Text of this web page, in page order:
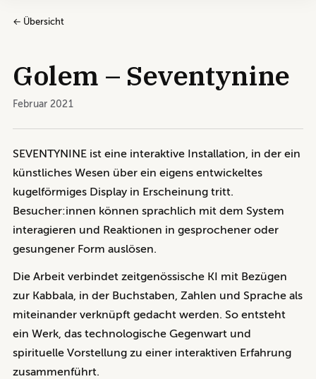
← Übersicht
Golem – Seventynine
Februar 2021
SEVENTYNINE ist eine interaktive Installation, in der ein
künstliches Wesen über ein eigens entwickeltes
kugelförmiges Display in Erscheinung tritt.
Besucher:innen können sprachlich mit dem System
interagieren und Reaktionen in gesprochener oder
gesungener Form auslösen.
Die Arbeit verbindet zeitgenössische KI mit Bezügen
zur Kabbala, in der Buchstaben, Zahlen und Sprache als
miteinander verknüpft gedacht werden. So entsteht
ein Werk, das technologische Gegenwart und
spirituelle Vorstellung zu einer interaktiven Erfahrung
zusammenführt.